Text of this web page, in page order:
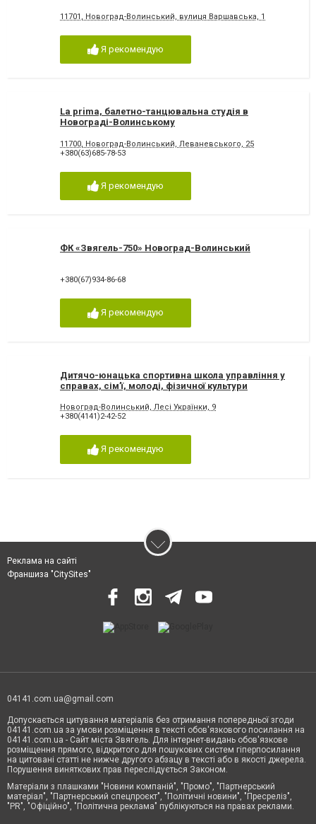
11701, Новоград-Волинський, вулиця Варшавська, 1
Я рекомендую
La prima, балетно-танцювальна студія в
Новограді-Волинському
11700, Новоград-Волинський, Леваневського, 25
+380(63)685-78-53
Я рекомендую
ФК «Звягель-750» Новоград-Волинський
+380(67)934-86-68
Я рекомендую
Дитячо-юнацька спортивна школа управління у
справах, сім’ї, молоді, фізичної культури
Новоград-Волинський, Лесі Українки, 9
+380(4141)2-42-52
Я рекомендую
Реклама на сайті
Франшиза "CitySites"
04141.com.ua@gmail.com
Допускається цитування матеріалів без отримання попередньої згоди
04141.com.ua за умови розміщення в тексті обов'язкового посилання на
04141.com.ua - Сайт міста Звягель. Для інтернет-видань обов'язкове
розміщення прямого, відкритого для пошукових систем гіперпосилання
на цитовані статті не нижче другого абзацу в тексті або в якості джерела.
Порушення виняткових прав переслідується Законом.
Матеріали з плашками "Новини компаній", "Промо", "Партнерський
матеріал", "Партнерський спецпроєкт", "Політичні новини", "Пресреліз",
"PR", "Офіційно", "Політична реклама" публікуються на правах реклами.